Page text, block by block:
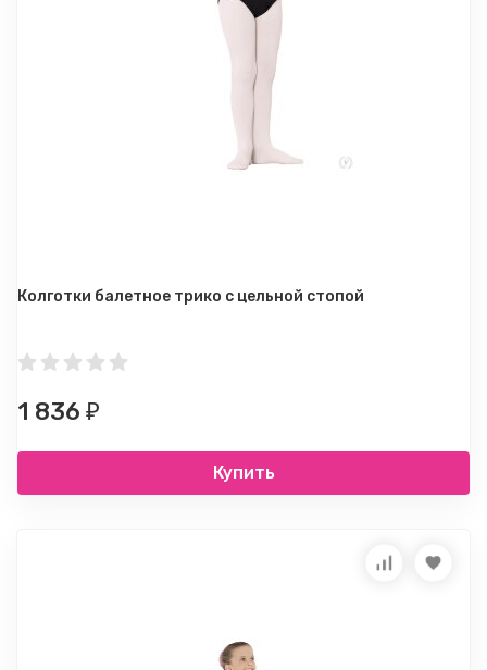
Колготки балетное трико с цельной стопой
1 836 ₽
Купить